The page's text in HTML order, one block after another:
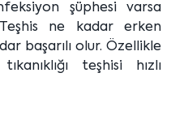
şüphesi varsa
ne kadar erken
başarılı olur. Özellikle
teşhisi hızlı